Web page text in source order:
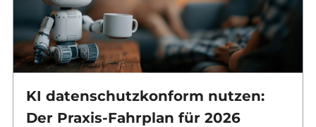
KI datenschutzkonform nutzen:
Der Praxis-Fahrplan für 2026